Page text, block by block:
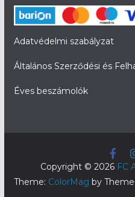
Adatvédelmi szabályzat
Általános Szerződési és
Éves beszámolók
Copyright © 2026 FC
Theme: ColorMag by